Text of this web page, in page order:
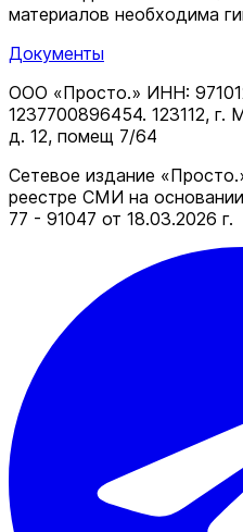
материалов необходима
Документы
ООО «Просто.» ИНН:
1237700896454. 123112, г.
д. 12, помещ 7/64
Сетевое издание
реестре СМИ на
77 - 91047 от 18.03.2026 г.